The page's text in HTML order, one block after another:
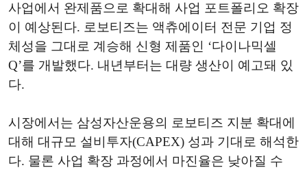
사업에서 완제품으로 확대해 사업 포트폴리오 확장
이 예상된다. 로보티즈는 액츄에이터 전문 기업 정
체성을 그대로 계승해 신형 제품인 ‘다이나믹셀
Q’를 개발했다. 내년부터는 대량 생산이 예고돼 있
다.
시장에서는 삼성자산운용의 로보티즈 지분 확대에
대해 대규모 설비투자(CAPEX) 성과 기대로 해석한
다. 물론 사업 확장 과정에서 마진율은 낮아질 수